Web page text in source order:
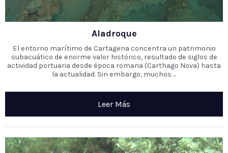
Aladroque
El entorno marítimo de Cartagena concentra un patrimonio
subacuático de enorme valor histórico, resultado de siglos de
actividad portuaria desde época romana (Carthago Nova) hasta
la actualidad. Sin embargo, muchos ...
Leer Más